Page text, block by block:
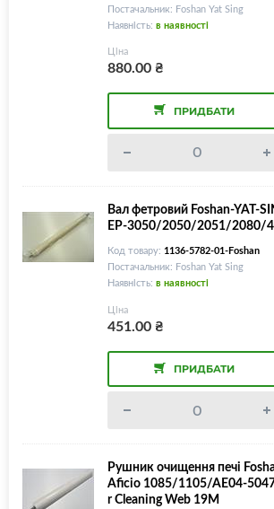
Постачальник: Foshan Yat Sing
Наявність: в наявності
Ціна
880.00₴
ПРИДБАТИ
Вал фетровий Foshan-YAT-
EP-3050/2050/2051/2080/
Код товару: 1136-5782-01-Foshan
Постачальник: Foshan Yat Sing
Наявність: в наявності
Ціна
451.00₴
ПРИДБАТИ
Рушник очищення печі
Aficio 1085/1105/AE04-
r Cleaning Web 19M